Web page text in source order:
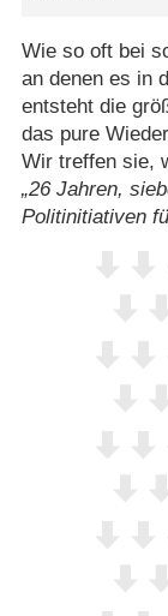
Wie so oft bei
an denen es in
entsteht die
das pure
Wir treffen sie,
26 Jahren,
Politinitiativen